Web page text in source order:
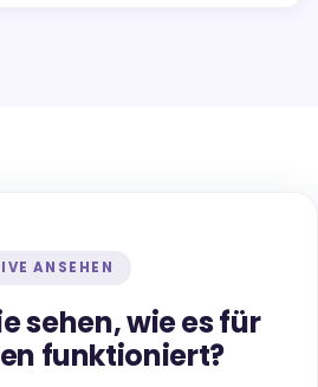
ANSEHEN
sehen, wie es für
funktioniert?